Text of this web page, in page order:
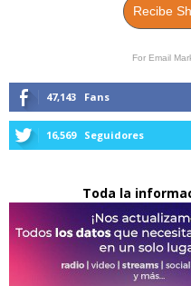
Recibe
For Email
47,143 Fans
16,569 Seguidores
Toda la